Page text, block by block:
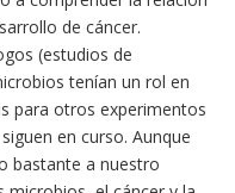
de cáncer.
(estudios de
tenían un rol en
para otros experimentos
en curso. Aunque
bastante a nuestro